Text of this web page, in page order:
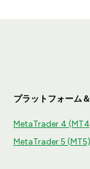
プラットフォーム
MetaTrader 4
MetaTrader 5 (MT5)